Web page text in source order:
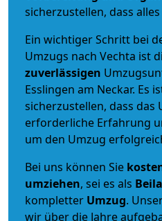
sicherzustellen, dass alles
Ein wichtiger Schritt bei
Umzugs nach Vechta ist
zuverlässigen
Esslingen am Neckar. Es
sicherzustellen, dass
erforderliche Erfahrung
um den Umzug
Bei uns können Sie
umziehen, sei es als
kompletter Umzug.
wir über die Jahre